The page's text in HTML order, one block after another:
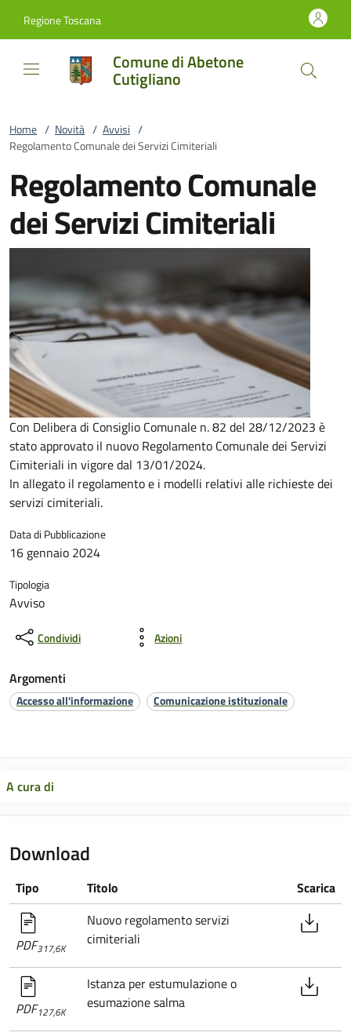
Regione Toscana
Comune di Abetone
Cutigliano
Home / Novità / Avvisi /
Regolamento Comunale dei Servizi Cimiteriali
Regolamento Comunale
dei Servizi Cimiteriali
Con Delibera di Consiglio Comunale n. 82 del 28/12/2023 è
stato approvato il nuovo Regolamento Comunale dei Servizi
Cimiteriali in vigore dal 13/01/2024.
In allegato il regolamento e i modelli relativi alle richieste dei
servizi cimiteriali.
Data di Pubblicazione
16 gennaio 2024
Tipologia
Avviso
Condividi Azioni
Argomenti
Accesso all'informazione Comunicazione istituzionale
A cura di
Download
Tipo Titolo Scarica
PDF317,6K
Nuovo regolamento servizi
cimiteriali
PDF127,6K
Istanza per estumulazione o
esumazione salma